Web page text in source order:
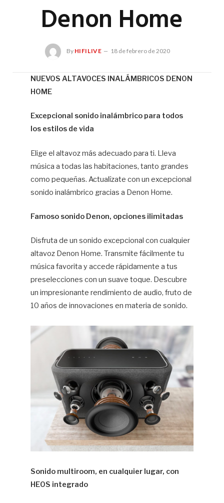
Denon Home
By HIFILIVE 18 de febrero de 2020
NUEVOS ALTAVOCES INALÁMBRICOS DENON
HOME
Excepcional sonido inalámbrico para todos
los estilos de vida
Elige el altavoz más adecuado para ti. Lleva
música a todas las habitaciones, tanto grandes
como pequeñas. Actualízate con un excepcional
sonido inalámbrico gracias a Denon Home.
Famoso sonido Denon, opciones ilimitadas
Disfruta de un sonido excepcional con cualquier
altavoz Denon Home. Transmite fácilmente tu
música favorita y accede rápidamente a tus
preselecciones con un suave toque. Descubre
un impresionante rendimiento de audio, fruto de
10 años de innovaciones en materia de sonido.
Sonido multiroom, en cualquier lugar, con
HEOS integrado